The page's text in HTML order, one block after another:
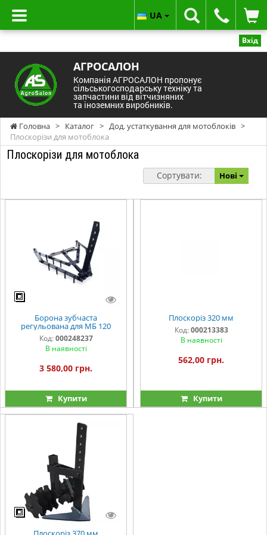
Вхід
АГРОСАЛОН
Компанія АГРОСАЛОН пропонує
сільськогосподарську техніку та
запчастини від вітчизняних
та іноземних виробників.
UA
Головна > Каталог > Дод. устаткування для мотоблоків >
Плоскорізи для мотоблока
Плоскорізи для мотоблока
Сортувати: Нові
Борона зубчаста
регульована для МБ 120
Код: 000248237
В наявності
3 580,00 грн.
Купити
Плоскоріз 320 мм
Код: 000213383
В наявності
562,00 грн.
Купити